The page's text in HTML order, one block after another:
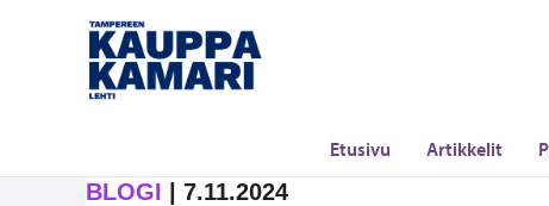
Etusivu Artikkelit
BLOGI | 7.11.2024